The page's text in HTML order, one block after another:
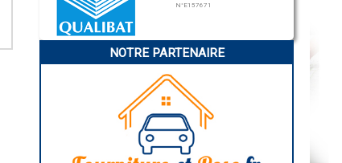
Charleville-Mézières
Pamiers
Narbonne
N°E157671
NOTRE PARTENAIRE